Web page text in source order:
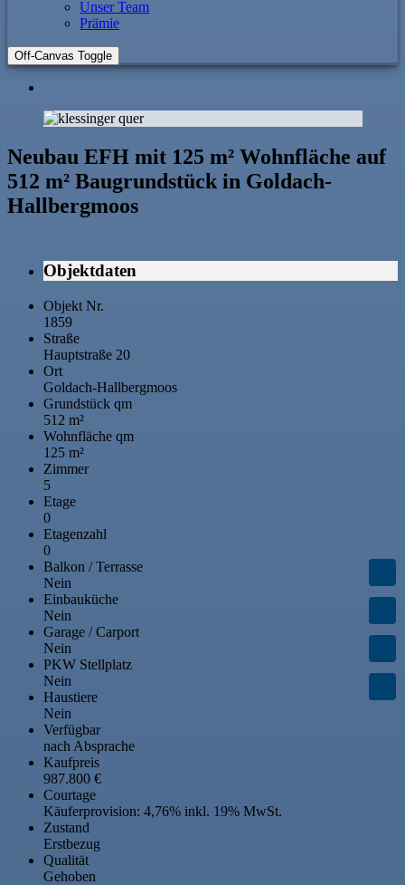
Unser Team
Prämie
Off-Canvas Toggle
Neubau EFH mit 125 m² Wohnfläche auf
512 m² Baugrundstück in Goldach-
Hallbergmoos
Objektdaten
Objekt Nr.
1859
Straße
Hauptstraße 20
Ort
Goldach-Hallbergmoos
Grundstück qm
512 m²
Wohnfläche qm
125 m²
Zimmer
5
Etage
0
Etagenzahl
0
Balkon / Terrasse
Nein
Einbauküche
Nein
Garage / Carport
Nein
PKW Stellplatz
Nein
Haustiere
Nein
Verfügbar
nach Absprache
Kaufpreis
987.800 €
Courtage
Käuferprovision: 4,76% inkl. 19% MwSt.
Zustand
Erstbezug
Qualität
Gehoben